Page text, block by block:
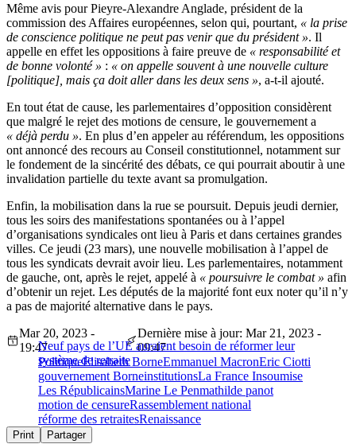
Même avis pour Pieyre-Alexandre Anglade, président de la
commission des Affaires européennes, selon qui, pourtant, « la prise
de conscience politique ne peut pas venir que du président ». Il
appelle en effet les oppositions à faire preuve de « responsabilité et
de bonne volonté » : « on appelle souvent à une nouvelle culture
[politique], mais ça doit aller dans les deux sens », a-t-il ajouté.
En tout état de cause, les parlementaires d’opposition considèrent
que malgré le rejet des motions de censure, le gouvernement a
« déjà perdu ». En plus d’en appeler au référendum, les oppositions
ont annoncé des recours au Conseil constitutionnel, notamment sur
le fondement de la sincérité des débats, ce qui pourrait aboutir à une
invalidation partielle du texte avant sa promulgation.
Enfin, la mobilisation dans la rue se poursuit. Depuis jeudi dernier,
tous les soirs des manifestations spontanées ou à l’appel
d’organisations syndicales ont lieu à Paris et dans certaines grandes
villes. Ce jeudi (23 mars), une nouvelle mobilisation à l’appel de
tous les syndicats devrait avoir lieu. Les parlementaires, notamment
de gauche, ont, après le rejet, appelé à « poursuivre le combat » afin
d’obtenir un rejet. Les députés de la majorité font eux noter qu’il n’y
a pas de majorité alternative dans le pays.
Neuf pays de l’UE auraient besoin de réformer leur
système de retraite
Mar 20, 2023 -
19:47
Dernière mise à jour: Mar 21, 2023 -
09:47
PolitiqueElisabeth BorneEmmanuel MacronEric Ciotti
gouvernement BorneinstitutionsLa France Insoumise
Les RépublicainsMarine Le Penmathilde panot
motion de censureRassemblement national
réforme des retraitesRenaissance
Print Partager